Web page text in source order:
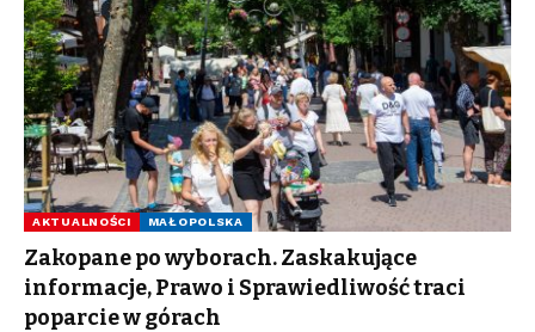
AKTUALNOŚCI MAŁOPOLSKA
Zakopane po wyborach. Zaskakujące
informacje, Prawo i Sprawiedliwość traci
poparcie w górach